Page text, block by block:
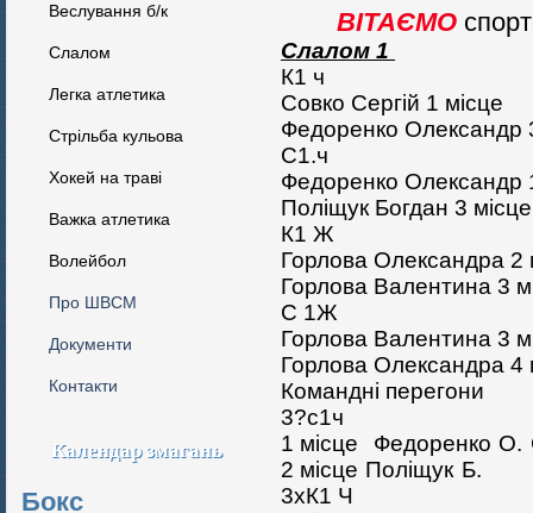
Веслування б/к
Cлалом
Легка атлетика
Стрільба кульова
Хокей на траві
Важка атлетика
Волейбол
Про ШВСМ
Документи
Контакти
Календар змагань
Бокс
ВІТАЄМО
Слалом 1
К1 ч
Совко Сергій 1 місце
Федоренко Олександр
С1.ч
Фeдоренко Олександр
Поліщук Богдан 3
К1 Ж
Горлова Олександра 2
Горлова Валентина 3
С 1Ж
Горлова Валентина 3
Горлова Олександра 4
Командні перегони
3?с1ч
1 місце Федоренко О.
2 місце Поліщук Б.
3хК1 Ч